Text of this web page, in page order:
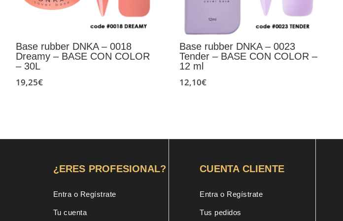
Base rubber DNKA – 0018
Dreamy – BASE CON COLOR
– 30L
19,25€
Base rubber DNKA – 0023
Tender – BASE CON COLOR –
12 ml
12,10€
¿ERES PROFESIONAL?
Entra o Regístrate
Tu cuenta
CUENTA CLIENTE
Entra o Regístrate
Tus pedidos